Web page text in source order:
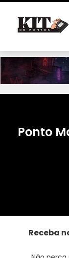
Ponto
Receba